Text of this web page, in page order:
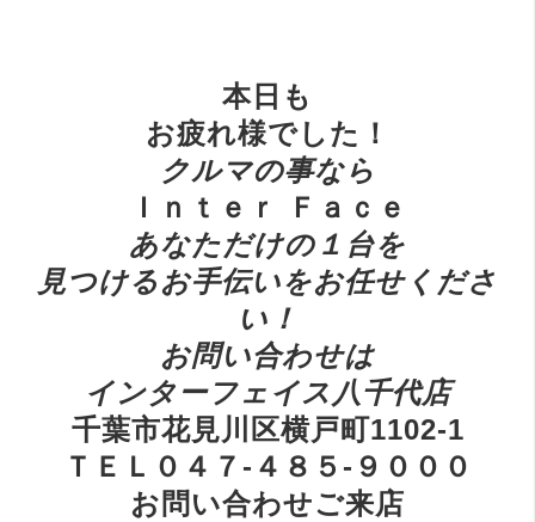
本日も
お疲れ様でした！
クルマの事なら
Ｉｎｔｅｒ Ｆａｃｅ
あなただけの１台を
見つけるお手伝いをお任せくださ
い！
お問い合わせは
インターフェイス八千代店
千葉市花見川区横戸町1102-1
ＴＥＬ０４７-４８５-９０００
お問い合わせご来店